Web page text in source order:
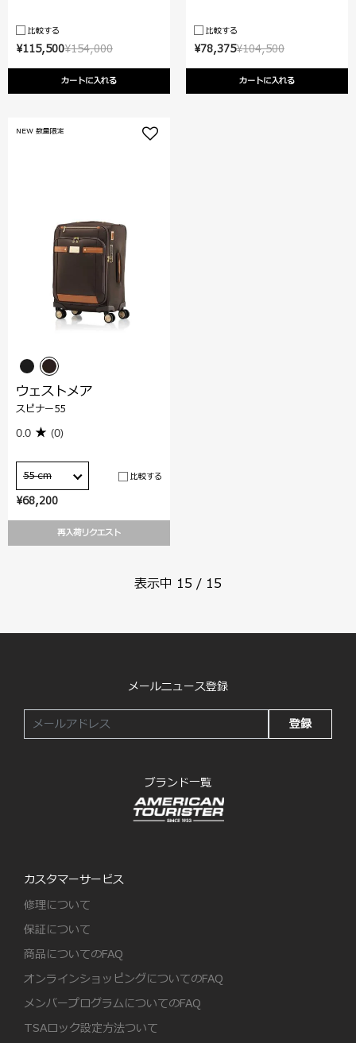
¥154,000
¥115,500
カートに入れる
比較する
¥104,500
¥78,375
カートに入れる
比較する
¥68,200
再入荷リクエスト
NEW 数量限定
ウェストメア
スピナー55
0.0 (0)
55 cm 比較する
表示中 15 / 15
メールニュース登録
登録
ブランド一覧
カスタマーサービス
修理について
保証について
商品についてのFAQ
オンラインショッピングについてのFAQ
メンバープログラムについてのFAQ
TSAロック設定方法ついて